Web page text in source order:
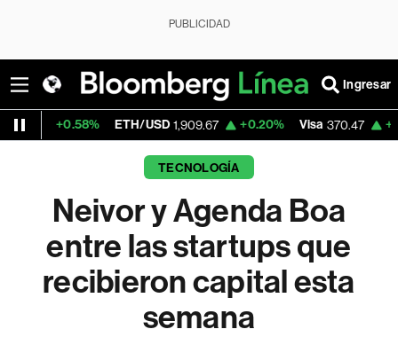
PUBLICIDAD
Ingresar
ETH/USD 1,909.67 +0.20% Visa 370.47 +0.52%
TECNOLOGÍA
Neivor y Agenda Boa
entre las startups que
recibieron capital esta
semana